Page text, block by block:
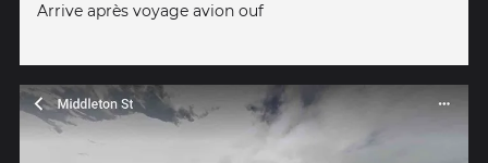
Arrive après voyage avion ouf